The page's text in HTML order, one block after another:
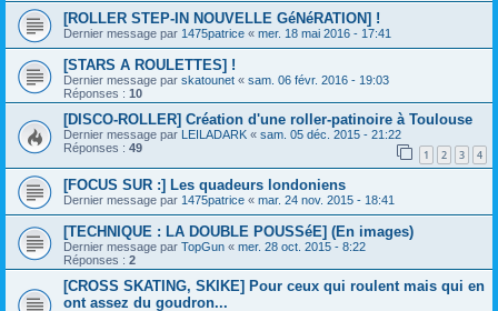
[ROLLER STEP-IN NOUVELLE GéNéRATION] !
Dernier message par 1475patrice « mer. 18 mai 2016 - 17:41
[STARS A ROULETTES] !
Dernier message par skatounet « sam. 06 févr. 2016 - 19:03
Réponses : 10
[DISCO-ROLLER] Création d'une roller-patinoire à Toulouse
Dernier message par LEILADARK « sam. 05 déc. 2015 - 21:22
Réponses : 49 1 2 3 4
[FOCUS SUR :] Les quadeurs londoniens
Dernier message par 1475patrice « mar. 24 nov. 2015 - 18:41
[TECHNIQUE : LA DOUBLE POUSSéE] (En images)
Dernier message par TopGun « mer. 28 oct. 2015 - 8:22
Réponses : 2
[CROSS SKATING, SKIKE] Pour ceux qui roulent mais qui en
ont assez du goudron...